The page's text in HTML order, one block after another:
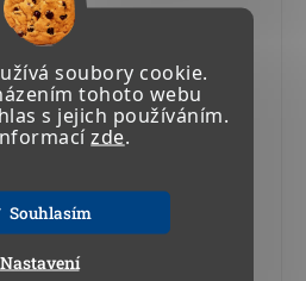
soubory cookie.
tohoto webu
s jejich používáním.
zde.
Souhlasím
Nastavení
RAASM 50:1 (sání 940